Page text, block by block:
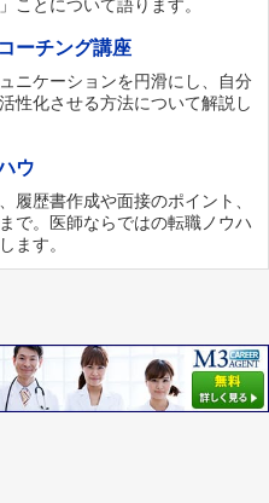
ことについて語ります。
ーチング講座
ニケーションを円滑にし、自分
性化させる方法について解説し
ウ
履歴書作成や面接のポイント、
で。医師ならではの転職ノウハ
ます。